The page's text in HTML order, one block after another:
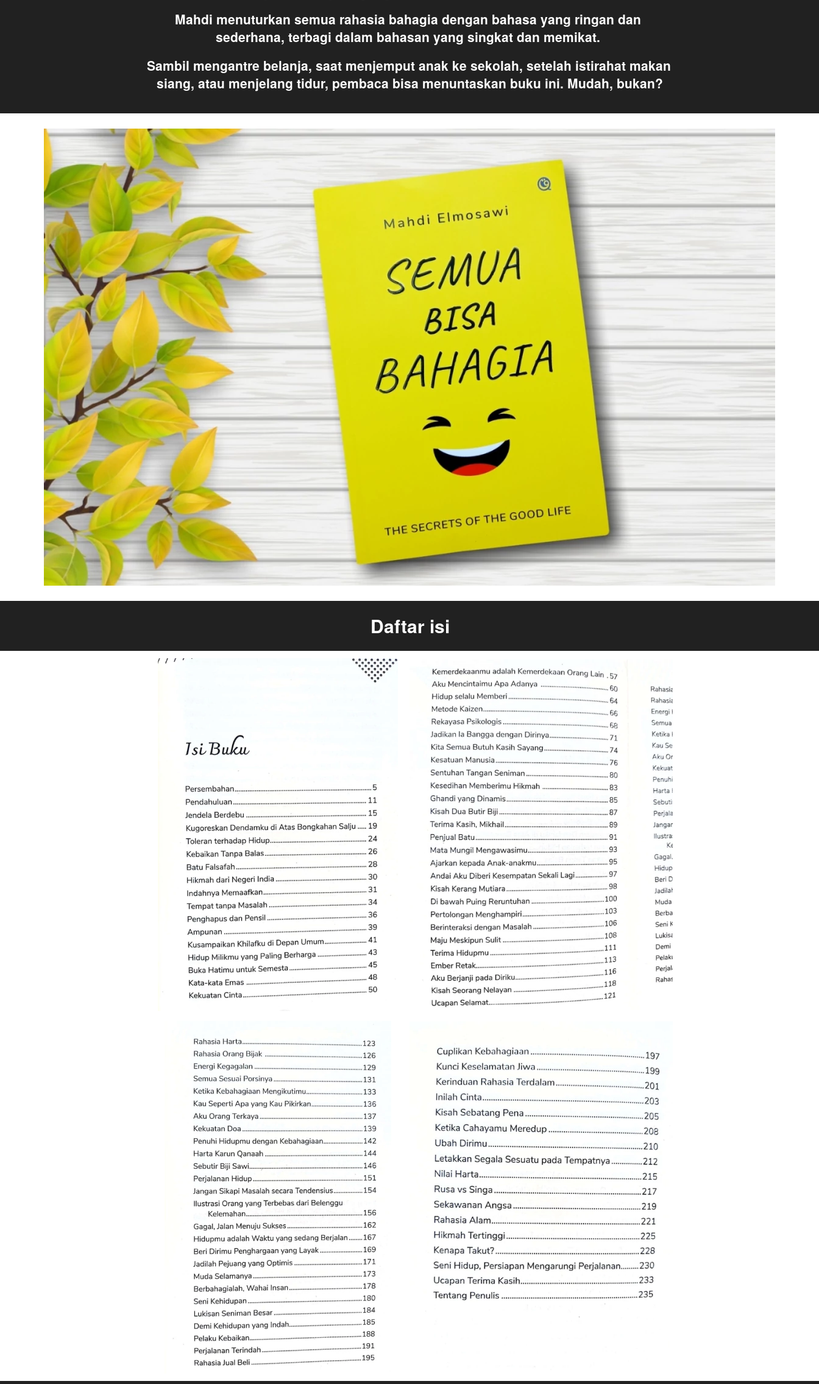
Mahdi menuturkan semua rahasia bahagia dengan bahasa yang ringan dan
sederhana, terbagi dalam bahasan yang singkat dan memikat.
Sambil mengantre belanja, saat menjemput anak ke sekolah, setelah istirahat makan
siang, atau menjelang tidur, pembaca bisa menuntaskan buku ini. Mudah, bukan?
Daftar isi